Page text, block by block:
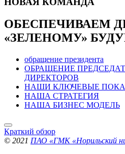
ОБЕСПЕЧИВАЕМ
«ЗЕЛЕНОМУ»
обращение президента
ОБРАЩЕНИЕ
ДИРЕКТОРОВ
НАШИ КЛЮЧЕВЫЕ
НАША СТРАТЕГИЯ
НАША БИЗНЕС МОДЕЛЬ
Краткий обзор
© 2021 ПАО «ГМК «Норильский